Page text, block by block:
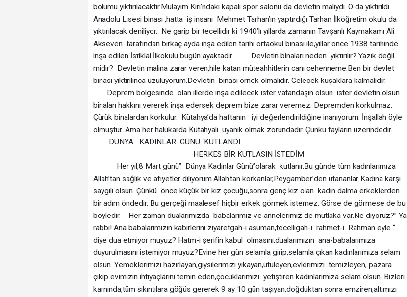
bölümü yıktırılacaktır.Mülayim Kırı’ndaki kapalı spor salonu da devletin malıydı. O da yıktırıldı.
Anadolu Lisesi binası ,hatta iş insanı Mehmet Tarhan’ın yaptırdığı Tarhan İlköğretim okulu da
yıktırılacak deniliyor. Ne garip bir tecellidir ki 1940’lı yıllarda zamanın Tavşanlı Kaymakamı Ali
Akseven tarafından birkaç ayda inşa edilen tarihi ortaokul binası ile,yıllar önce 1938 tarihinde
inşa edilen İstiklal İlkokulu bugün ayaktadır. Devletin binaları neden yıktırılır? Yazık değil
midir? Devletin malina zarar veren,hile katan müteahhitlerin canı cehenneme.Ben bir devlet
binası yıktırılınca üzülüyorum.Devletin binası örnek olmalıdır. Gelecek kuşaklara kalmalıdır.
Deprem bölgesinde olan illerde inşa edilecek ister vatandaşın olsun ister devletin olsun
binaları hakkını vererek inşa edersek deprem bize zarar veremez. Depremden korkulmaz.
Çürük binalardan korkulur. Kütahya’da haftanın iyi değerlendirildiğine inanıyorum. İnşallah öyle
olmuştur. Ama her halükarda Kütahyalı uyanık olmak zorundadır. Çünkü fayların üzerindedir.
DÜNYA KADINLAR GÜNÜ KUTLANDI
HERKES BİR KUTLASIN İSTEDİM
Her yıl,8 Mart günü” Dünya Kadınlar Günü”olarak kutlanır.Bu günde tüm kadınlarımıza
Allah’tan sağlık ve afiyetler diliyorum.Allah’tan korkanlar,Peygamber’den utananlar Kadına karşı
saygılı olsun. Çünkü önce küçük bir kız çocuğu,sonra genç kız olan kadın daima erkeklerden
bir adım öndedir. Bu gerçeği maalesef hiçbir erkek görmek istemez. Görse de görmese de bu
böyledir. Her zaman dualarımızda babalarımız ve annelerimiz de mutlaka var.Ne diyoruz?” Ya
rabbi! Ana babalarımızın kabirlerini ziyaretgah-ı asüman,tecelligah-ı rahmet-i Rahman eyle “
diye dua etmiyor muyuz? Hatm-i şerifin kabul olmasını,dualarımızın ana-babalarımıza
duyurulmasını istemiyor muyuz?Evine her gün selamla girip,selamla çıkan kadınlarımıza selam
olsun. Yemeklerimizi hazırlayan,giysilerimizi yıkayan,ütüleyen,evlerimizi temizleyen, pazara
çıkıp evimizin ihtiyaçlarını temin eden,çocuklarımızı yetiştiren kadınlarımıza selam olsun. Bizleri
karnında,tüm sıkıntılara göğüs gererek 9 ay 10 gün taşıyan,doğduktan sonra emziren,altımızı